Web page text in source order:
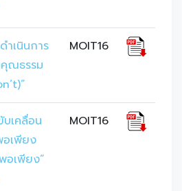
ำเนินการ
ณธรรม
MOIT16
บเคลื่อน
เพียง
อเพียง”
MOIT16